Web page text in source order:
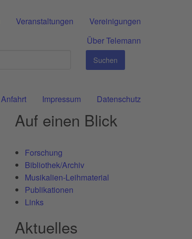
Veranstaltungen
Vereinigungen
Über Telemann
Suchen
Anfahrt Impressum Datenschutz
Auf einen Blick
Forschung
Bibliothek/Archiv
Musikalien-Leihmaterial
Publikationen
Links
Aktuelles